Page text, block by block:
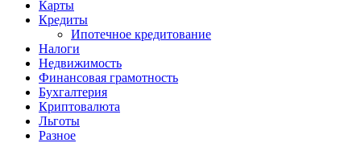
Карты
Кредиты
Ипотечное кредитование
Налоги
Недвижимость
Финансовая грамотность
Бухгалтерия
Криптовалюта
Льготы
Разное